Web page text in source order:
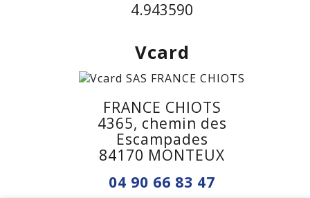
4.943590
Vcard
FRANCE CHIOTS
4365, chemin des
Escampades
84170 MONTEUX
04 90 66 83 47